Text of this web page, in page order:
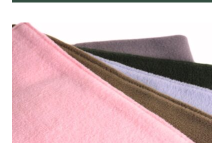
tuotteella
on
useampi
muunnelma.
Voit
tehdä
valinnat
tuotteen
sivulla.